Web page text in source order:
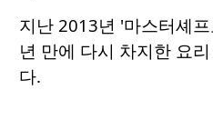
지난 2013년 '마스터셰
년 만에 다시 차지한 요
다.